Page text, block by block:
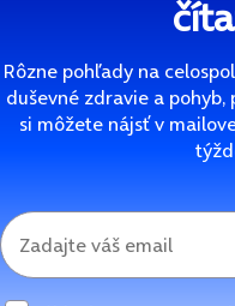
Rôzne pohľady na
duševné zdravie a
si môžete nájsť v